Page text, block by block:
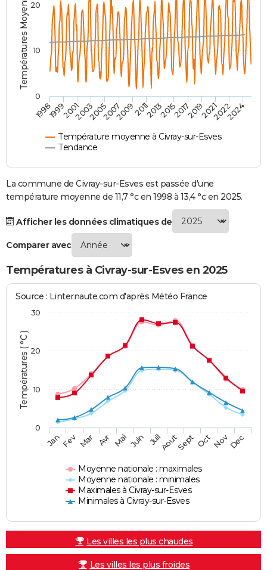
Destinations
City break
Voyage nature
Voyage de noces
Forum
Climat
PHOTO
GUIDES D'ACHAT
BONS PLANS
CARTE DE VOEUX
Carte de Noël
Carte Bonne année
Carte Saint-Valentin
Carte Pâques
Carte d'anniversaire
DICTIONNAIRE
PROGRAMME TV
S'inscrire
Se connecter
Lycées
Collèges
Primaires
Universités
Entreprises
Service militaire
Avis de recherche
AVIS DE DÉCÈS
Températures Moyennes ( °C )
Température moyenne à Civray-sur-Esves
Tendance
199819992001200320052007200920112013201520172019202120222024
0
10
20
La commune de Civray-sur-Esves est passée d'une
température moyenne de 11,7 °c en 1998 à 13,4 °c en 2025.
Afficher les données climatiques de
Comparer avec
Températures à Civray-sur-Esves en 2025
Températures ( °C )
Source : Linternaute.com d'après Météo France
Moyenne nationale : maximales
Moyenne nationale : minimales
Maximales à Civray-sur-Esves
Minimales à Civray-sur-Esves
JanFev Mar Avr Mai Juin JuilAoutSept OctNovDec
0
10
20
30
Les villes les plus chaudes
Les villes les plus froides